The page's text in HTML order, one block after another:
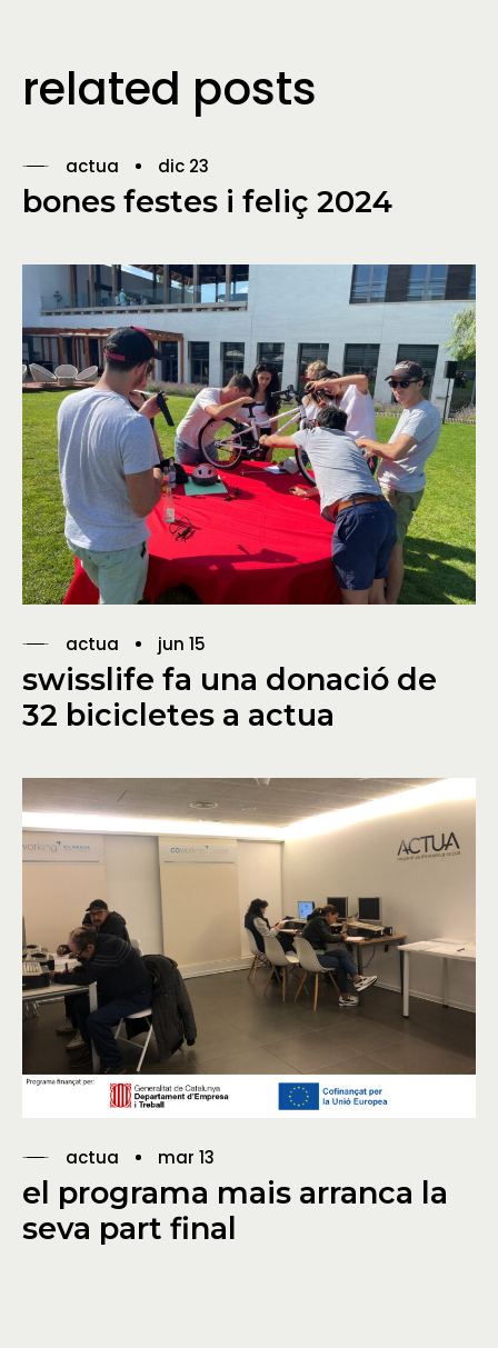
related posts
actua dic 23
bones festes i feliç 2024
actua jun 15
swisslife fa una donació de
32 bicicletes a actua
actua mar 13
el programa mais arranca la
seva part final